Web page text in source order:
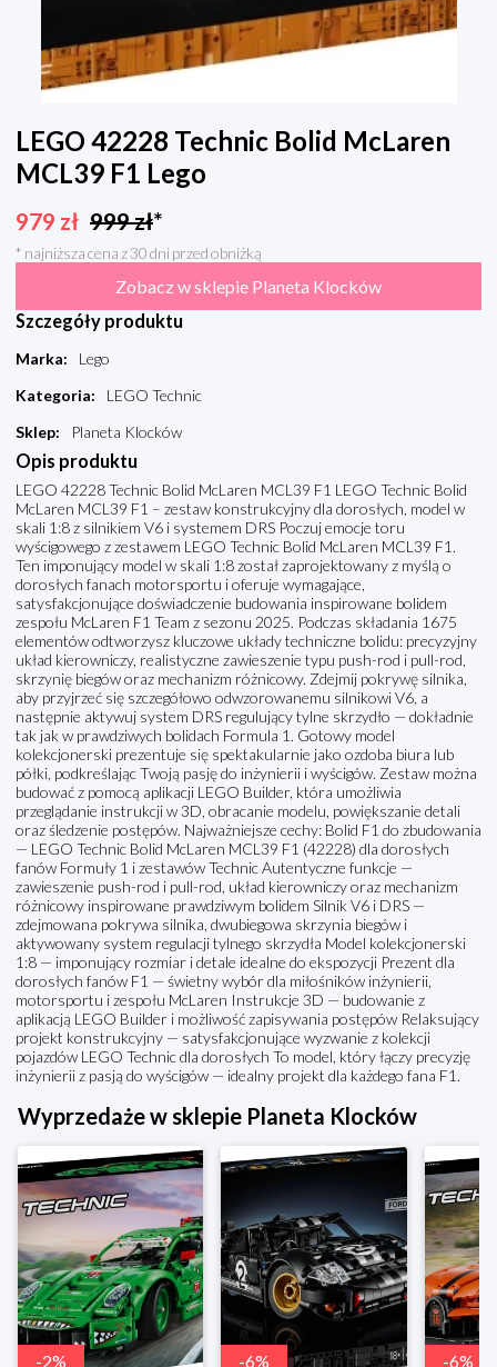
LEGO 42228 Technic Bolid McLaren
MCL39 F1 Lego
979 zł 999zł*
* najniższa cena z 30 dni przed obniżką
Zobacz w sklepie Planeta Klocków
Szczegóły produktu
Marka:
Lego
Kategoria:
LEGO Technic
Sklep: Planeta Klocków
Opis produktu
LEGO 42228 Technic Bolid McLaren MCL39 F1 LEGO Technic Bolid
McLaren MCL39 F1 – zestaw konstrukcyjny dla dorosłych, model w
skali 1:8 z silnikiem V6 i systemem DRS Poczuj emocje toru
wyścigowego z zestawem LEGO Technic Bolid McLaren MCL39 F1.
Ten imponujący model w skali 1:8 został zaprojektowany z myślą o
dorosłych fanach motorsportu i oferuje wymagające,
satysfakcjonujące doświadczenie budowania inspirowane bolidem
zespołu McLaren F1 Team z sezonu 2025. Podczas składania 1675
elementów odtworzysz kluczowe układy techniczne bolidu: precyzyjny
układ kierowniczy, realistyczne zawieszenie typu push-rod i pull-rod,
skrzynię biegów oraz mechanizm różnicowy. Zdejmij pokrywę silnika,
aby przyjrzeć się szczegółowo odwzorowanemu silnikowi V6, a
następnie aktywuj system DRS regulujący tylne skrzydło — dokładnie
tak jak w prawdziwych bolidach Formula 1. Gotowy model
kolekcjonerski prezentuje się spektakularnie jako ozdoba biura lub
półki, podkreślając Twoją pasję do inżynierii i wyścigów. Zestaw można
budować z pomocą aplikacji LEGO Builder, która umożliwia
przeglądanie instrukcji w 3D, obracanie modelu, powiększanie detali
oraz śledzenie postępów. Najważniejsze cechy: Bolid F1 do zbudowania
— LEGO Technic Bolid McLaren MCL39 F1 (42228) dla dorosłych
fanów Formuły 1 i zestawów Technic Autentyczne funkcje —
zawieszenie push-rod i pull-rod, układ kierowniczy oraz mechanizm
różnicowy inspirowane prawdziwym bolidem Silnik V6 i DRS —
zdejmowana pokrywa silnika, dwubiegowa skrzynia biegów i
aktywowany system regulacji tylnego skrzydła Model kolekcjonerski
1:8 — imponujący rozmiar i detale idealne do ekspozycji Prezent dla
dorosłych fanów F1 — świetny wybór dla miłośników inżynierii,
motorsportu i zespołu McLaren Instrukcje 3D — budowanie z
aplikacją LEGO Builder i możliwość zapisywania postępów Relaksujący
projekt konstrukcyjny — satysfakcjonujące wyzwanie z kolekcji
pojazdów LEGO Technic dla dorosłych To model, który łączy precyzję
inżynierii z pasją do wyścigów — idealny projekt dla każdego fana F1.
Wyprzedaże w sklepie Planeta Klocków
-2% -6% -6%